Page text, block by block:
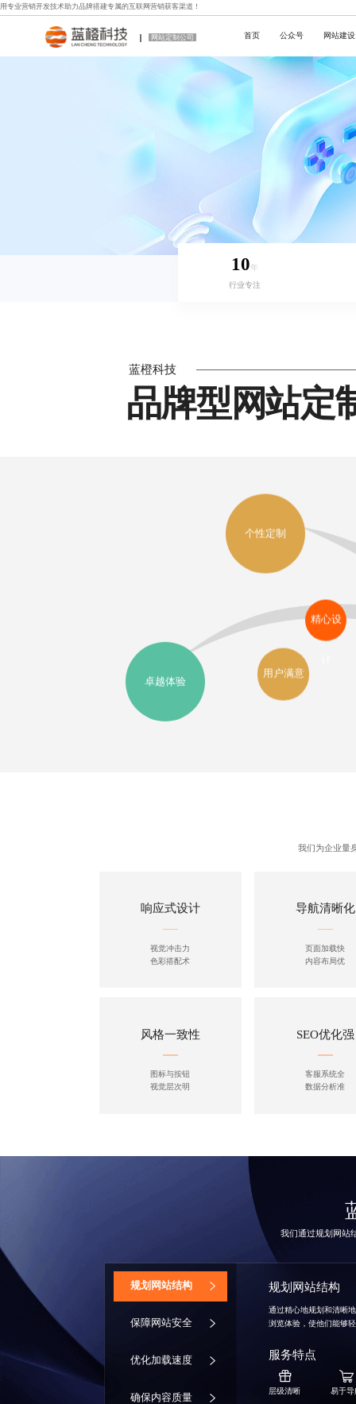
用专业营销开发技术助力品牌搭建专属的互联网营销获客渠道！
网站定制公司 首页 公众号 网站建设
10年
行业专注
蓝橙科技
品牌型网站定
个性定制
精心设
卓越体验
用户满意
我们为企业量
响应式设计
视觉冲击力
色彩搭配术
导航清晰化
页面加载快
内容布局优
风格一致性
图标与按钮
视觉层次明
SEO优化强
客服系统全
数据分析准
我们通过规划网站
‌规划网站结构
保障网站安全
优化加载速度
确保内容质量
规划网站结构
通过精心地规划和清晰
浏览体验，使他们能够
服务特点
层级清晰 易于导